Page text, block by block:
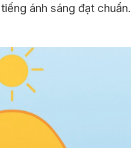
ánh sáng đạt